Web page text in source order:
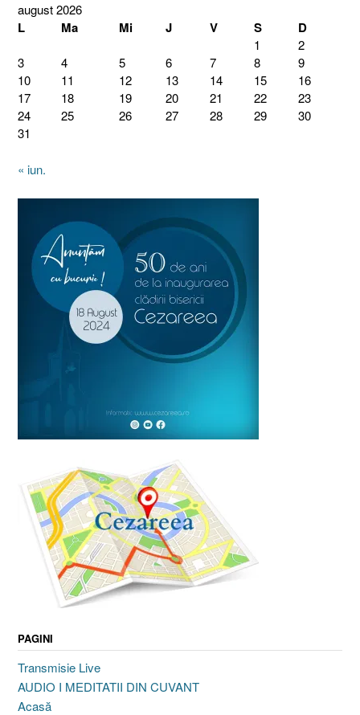
august 2026
L Ma Mi J V S D
1
2
3
4 5 6 7 8
9
10
11 12 13 14 15
16
17
18 19 20 21 22
23
24
25 26 27 28 29
30
31
« iun.
PAGINI
Transmisie Live
AUDIO I MEDITATII DIN CUVANT
Acasă